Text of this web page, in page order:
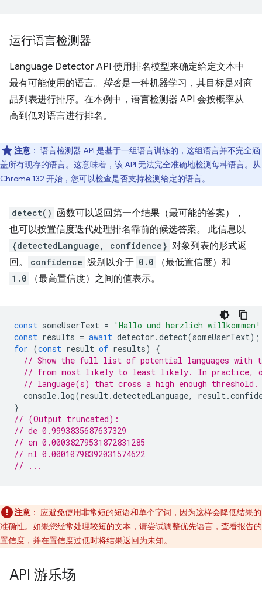
运行语言检测器
Language Detector API 使用排名模型来确定给定文本中
最有可能使用的语言。 排名是一种机器学习，其目标是对商
品列表进行排序。在本例中，语言检测器 API 会按概率从
高到低对语言进行排名。
注意 ： 语言检测器 API 是基于一组语言训练的，这组语言并不完全涵
盖所有现存的语言。这意味着，该 API 无法完全准确地检测每种语言。从
Chrome 132 开始，您可以检查是否支持检测给定的语言。
detect() 函数可以返回第一个结果（最可能的答案），
也可以按置信度迭代处理排名靠前的候选答案。 此信息以
{detectedLanguage, confidence} 对象列表的形式返
回。
confidence 级别以介于 0.0 （最低置信度）和
1.0 （最高置信度）之间的值表示。
const someUserText =
'Hallo und herzlich
const results = await detector .detect(someUserText);
for (const result of results)
{
// Show the full list of potential languages with
// from most likely to least likely. In practice,
// language(s) that cross a high enough threshold.
console. log(result.detectedLanguage, result.
}
// (Output truncated):
// de 0.9993835687637329
// en 0.00038279531872831285
// nl 0.00010798392031574622
// ...
注意 ： 应避免使用非常短的短语和单个字词，因为这样会降低结果的
准确性。如果您经常处理较短的文本，请尝试调整优先语言，查看报告的
置信度，并在置信度过低时将结果返回为未知。
API 游乐场